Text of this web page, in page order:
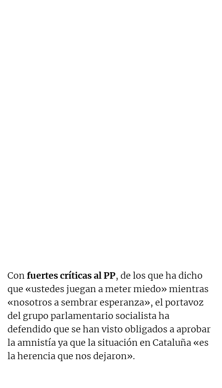
Confuertes críticas al PP, de los que ha dicho
que «ustedes juegan a meter miedo» mientras
«nosotros a sembrar esperanza», el portavoz
del grupo parlamentario socialista ha
defendido que se han visto obligados a aprobar
la amnistía ya que la situación en Cataluña «es
la herencia que nos dejaron».